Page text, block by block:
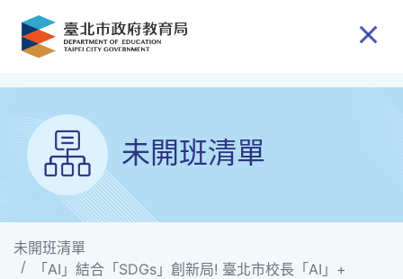
跳到主要內容
未開班清單
未開班清單
「AI」結合「SDGs」創新局! 臺北市校長「AI」+